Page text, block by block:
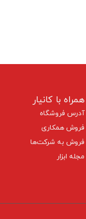
همراه با کانیار
آدرس فروشگاه
فروش همکاری
فروش به شرکت‌ها
مجله ابزار